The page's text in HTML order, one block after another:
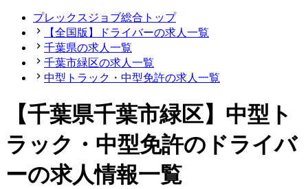
プレックスジョブ総合トップ
【全国版】ドライバーの求人一覧
千葉県の求人一覧
千葉市緑区の求人一覧
中型トラック・中型免許の求人一覧
【千葉県千葉市緑区】中型ト
ラック・中型免許のドライバ
ーの求人情報一覧